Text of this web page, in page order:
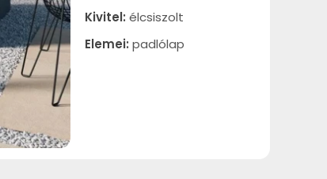
Kivitel: élcsiszolt
Elemei: padlólap